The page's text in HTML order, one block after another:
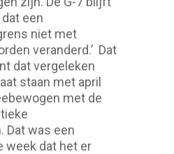
een
niet met
veranderd.’ Dat
dat vergeleken
staan met april
met de
Dat was een
week dat het er